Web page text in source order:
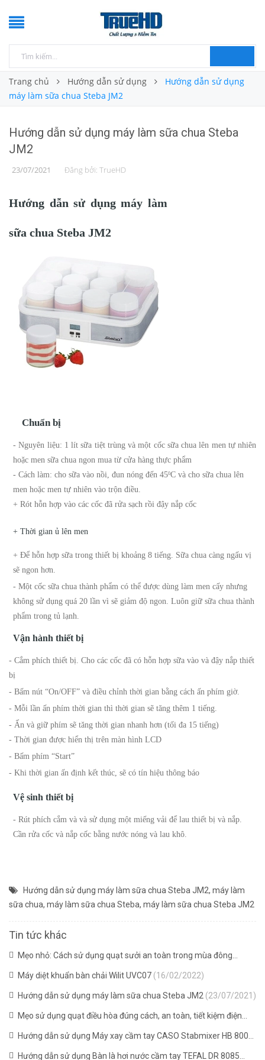
Trang chủ Hướng dẫn sử dụng
Hướng dẫn sử dụng
máy làm sữa chua Steba JM2
Hướng dẫn sử dụng máy làm sữa chua Steba
JM2
23/07/2021 Đăng bởi: TrueHD
Hướng dẫn sử dụng máy làm
sữa chua Steba JM2
Chuẩn bị
- Nguyên liệu: 1 lít sữa tiệt trùng và một cốc sữa chua lên men tự nhiên
hoặc men sữa chua ngon mua từ cửa hàng thực phẩm
- Cách làm: cho sữa vào nồi, đun nóng đến 450C và cho sữa chua lên
men hoặc men tự nhiên vào trộn điều.
+ Rót hỗn hợp vào các cốc đã rửa sạch rồi đậy nắp cốc
+ Thời gian ủ lên men
+ Để hỗn hợp sữa trong thiết bị khoảng 8 tiếng. Sữa chua càng ngấu vị
sẽ ngon hơn.
- Một cốc sữa chua thành phẩm có thể được dùng làm men cấy nhưng
không sử dụng quá 20 lần vì sẽ giảm độ ngon. Luôn giữ sữa chua thành
phẩm trong tủ lạnh.
Vận hành thiết bị
- Cắm phích thiết bị. Cho các cốc đã có hỗn hợp sữa vào và đậy nắp thiết
bị
- Bấm nút “On/OFF” và điều chỉnh thời gian bằng cách ấn phím giờ.
- Mỗi lần ấn phím thời gian thì thời gian sẽ tăng thêm 1 tiếng.
- Ấn và giữ phím sẽ tăng thời gian nhanh hơn (tối đa 15 tiếng)
- Thời gian được hiển thị trên màn hình LCD
- Bấm phím “Start”
- Khi thời gian ấn định kết thúc, sẽ có tín hiệu thông báo
Vệ sinh thiết bị
- Rút phích cắm và và sử dụng một miếng vải để lau thiết bị và nắp.
Cần rửa cốc và nắp cốc bằng nước nóng và lau khô.
Hướng dẫn sử dụng máy làm sữa chua Steba JM2, máy làm
sữa chua, máy làm sữa chua Steba, máy làm sữa chua Steba JM2
Tin tức khác
Mẹo nhỏ: Cách sử dụng quạt sưởi an toàn trong mùa đông
(16/02/2022)
Máy diệt khuẩn bàn chải Wilit UVC07 (16/02/2022)
Hướng dẫn sử dụng máy làm sữa chua Steba JM2 (23/07/2021)
Mẹo sử dụng quạt điều hòa đúng cách, an toàn, tiết kiệm điện
(20/07/2021)
Hướng dẫn sử dụng Máy xay cầm tay CASO Stabmixer HB 800
(08/05/2021)
Hướng dẫn sử dụng Bàn là hơi nước cầm tay TEFAL DR 8085